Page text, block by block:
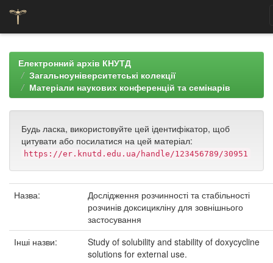
navigationЕлектронний архів КНУТД
Загальноуніверситетські колекції
Матеріали наукових конференцій та семінарів
Будь ласка, використовуйте цей ідентифікатор, щоб
цитувати або посилатися на цей матеріал:
https://er.knutd.edu.ua/handle/123456789/30951
Назва:
Дослідження розчинності та стабільності
розчинів доксицикліну для зовнішнього
застосування
Інші назви:
Study of solubility and stability of doxycycline
solutions for external use.